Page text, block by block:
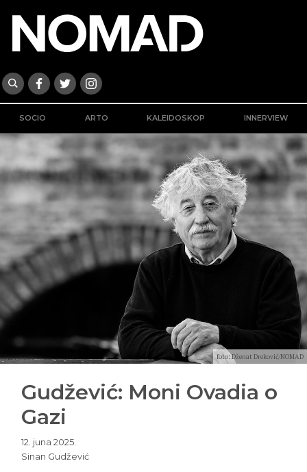
SOCIO ARTO KALEIDOSKOP INNERVIEW
foto: Dženat Dreković/NOMAD
Gudžević: Moni Ovadia o
Gazi
12. juna 2025.
Sinan Gudžević